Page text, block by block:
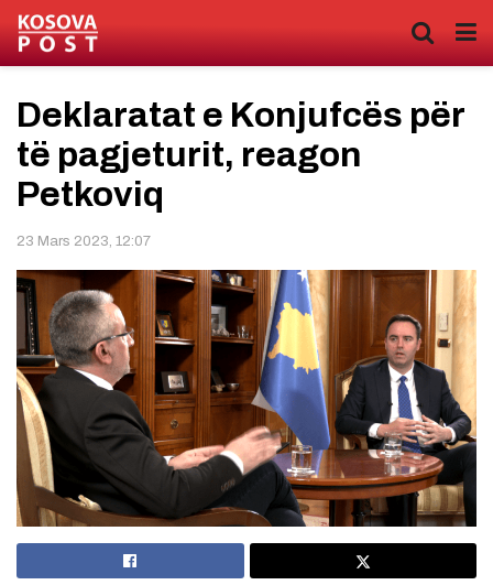
Deklaratat e Konjufcës për
të pagjeturit, reagon
Petkoviq
23 Mars 2023, 12:07